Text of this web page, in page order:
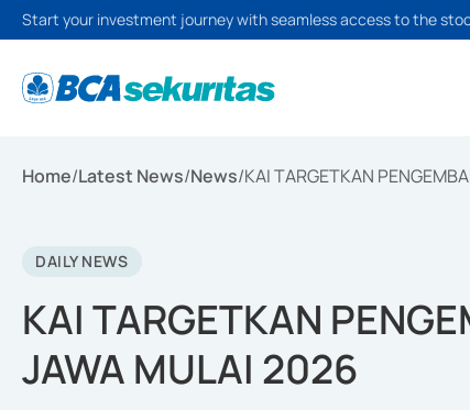
Start your investment journey with seamless access to the
Home/Latest News/News/KAI TARGETKAN
DAILY NEWS
KAI TARGETKAN
JAWA MULAI 2026